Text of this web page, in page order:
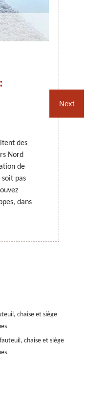
des
Nord
de
pas
dans
Next
chaise et siège
chaise et siège